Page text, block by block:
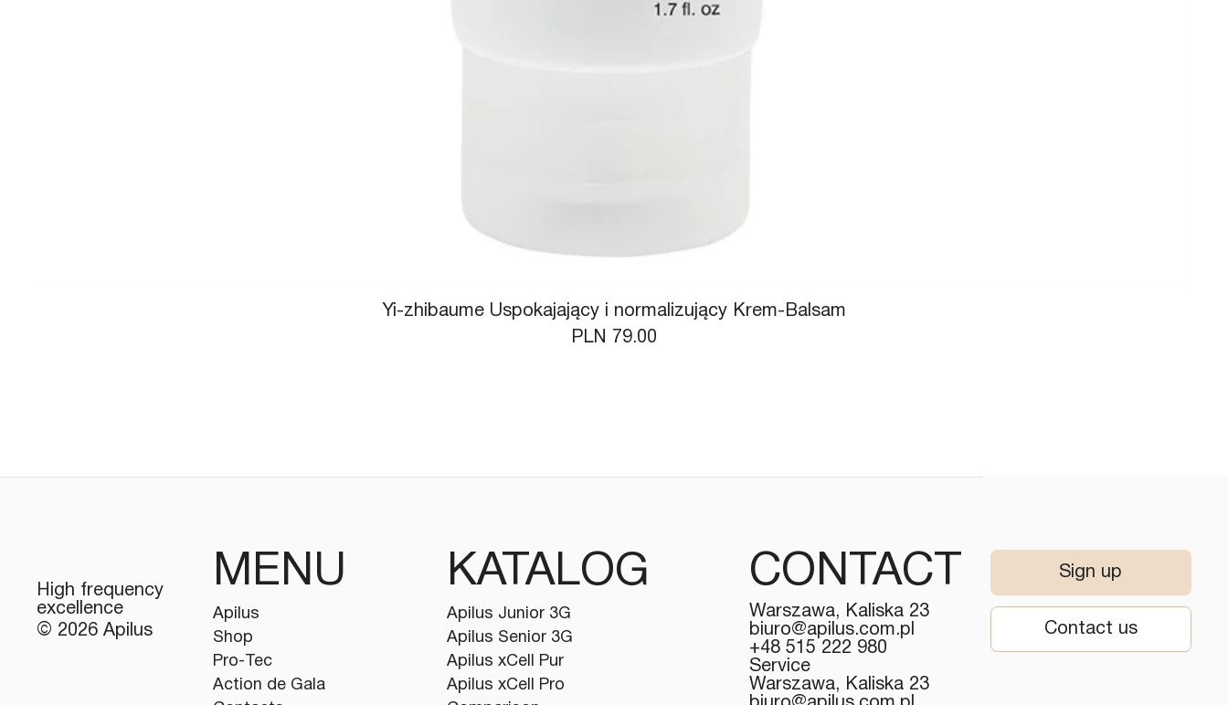
Yi-zhibaume Uspokajający i normalizujący Krem-Balsam
Price
PLN 79.00
High frequency
excellence
© 2026 Apilus
MENU
Apilus
Shop
Pro-Tec
Action de Gala
KATALOG
Apilus Junior 3G
Apilus Senior 3G
Apilus xCell Pur
Apilus xCell Pro
CONTACT
Warszawa, Kaliska 23
biuro@apilus.com.pl
+48 515 222 980
Service
Warszawa, Kaliska 23
Sign up
Contact us